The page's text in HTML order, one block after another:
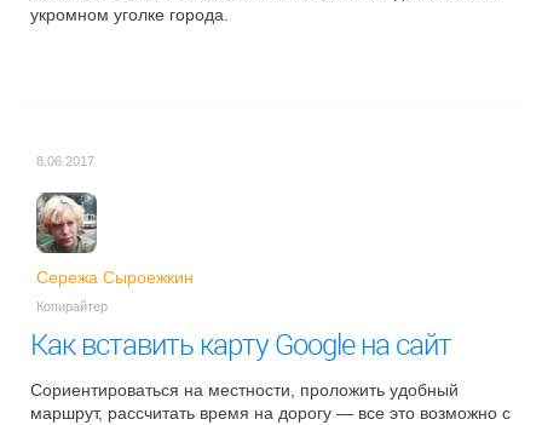
укромном уголке города.
8.06.2017
Как вставить карту Google на сайт
Сориентироваться на местности, проложить удобный
маршрут, рассчитать время на дорогу — все это возможно с
Сережа Сыроежкин
Копирайтер